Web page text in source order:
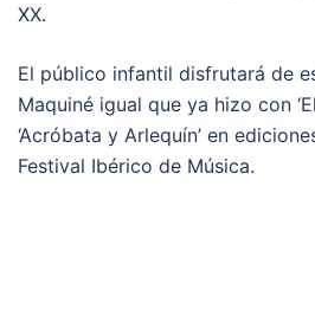
XX.
El público infantil disfrutará de
Maquiné igual que ya hizo con
‘Acróbata y Arlequín’ en
Festival Ibérico de Música.